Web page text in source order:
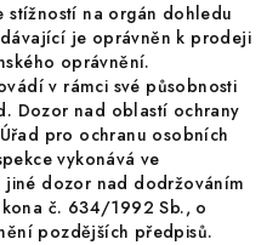
stížností na orgán dohledu
je oprávněn k prodeji
oprávnění.
v rámci své působnosti
Dozor nad oblastí ochrany
pro ochranu osobních
vykonává ve
jiné dozor nad dodržováním
č. 634/1992 Sb., o
pozdějších předpisů.